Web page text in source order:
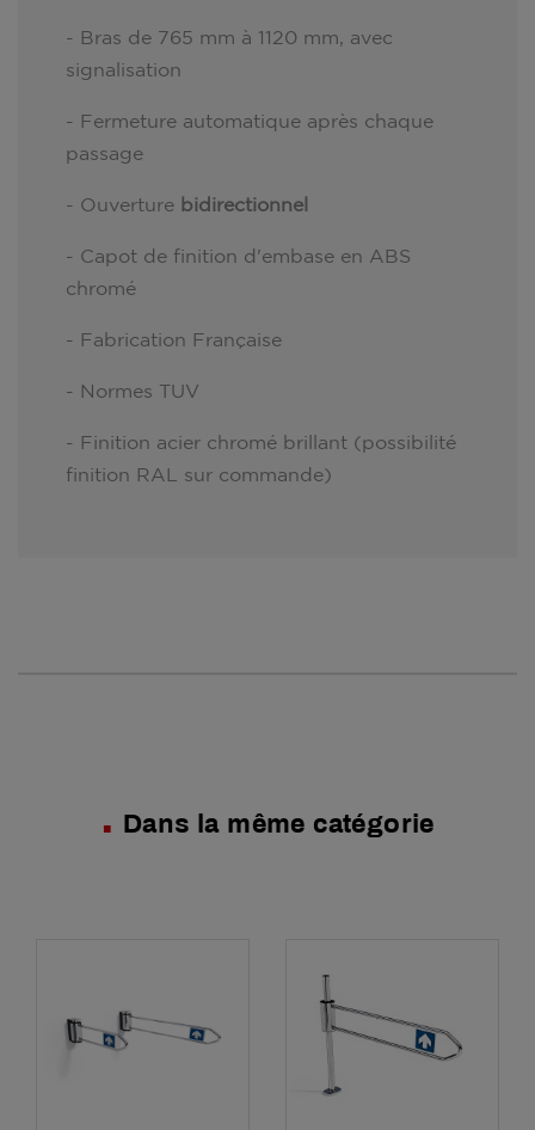
- Bras de 765 mm à 1120 mm, avec
signalisation
- Fermeture automatique après chaque
passage
- Ouverture bidirectionnel
- Capot de finition d'embase en ABS
chromé
- Fabrication Française
- Normes TUV
- Finition acier chromé brillant (possibilité
finition RAL sur commande)
Dans la même catégorie